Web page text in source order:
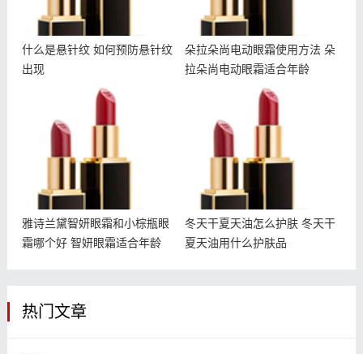
什么是悬针纹 如何预防悬针纹
出现
朵拉朵尚电动眼霜使用方法 朵
拉朵尚电动眼霜适合年龄
雅诗兰黛智妍眼霜和小棕瓶
雅诗兰黛智妍眼霜和小棕瓶眼
霜哪个好 智妍眼霜适合年龄
冬天干夏天油怎么护肤 冬
冬天干夏天油怎么护肤 冬天干
夏天油用什么护肤品
热门文章